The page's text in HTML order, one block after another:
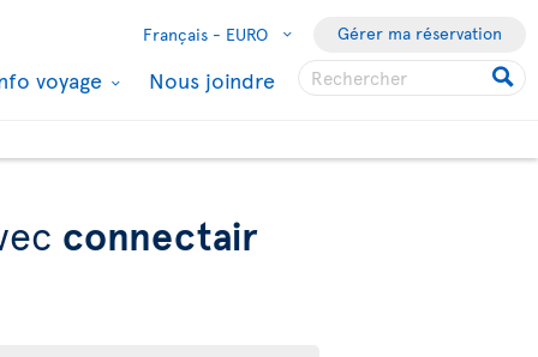
Français - EURO Gérer ma réservation
voyage Nous joindre
connectair